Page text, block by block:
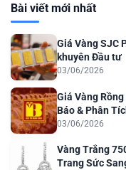
Bài viết mới nhất
Giá Vàng SJC
khuyên Đầu tư
03/06/2026
Giá Vàng
Báo & Phân
03/06/2026
Vàng Trắng
Trang Sức